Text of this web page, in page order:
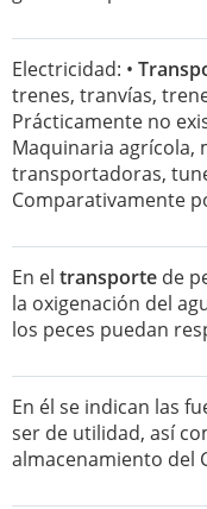
Electricidad: •
trenes, tranvías,
Prácticamente no
Maquinaria agrícola,
transportadoras,
Comparativamente
En el transporte de
la oxigenación del
los peces puedan
En él se indican las
ser de utilidad, así
almacenamiento del